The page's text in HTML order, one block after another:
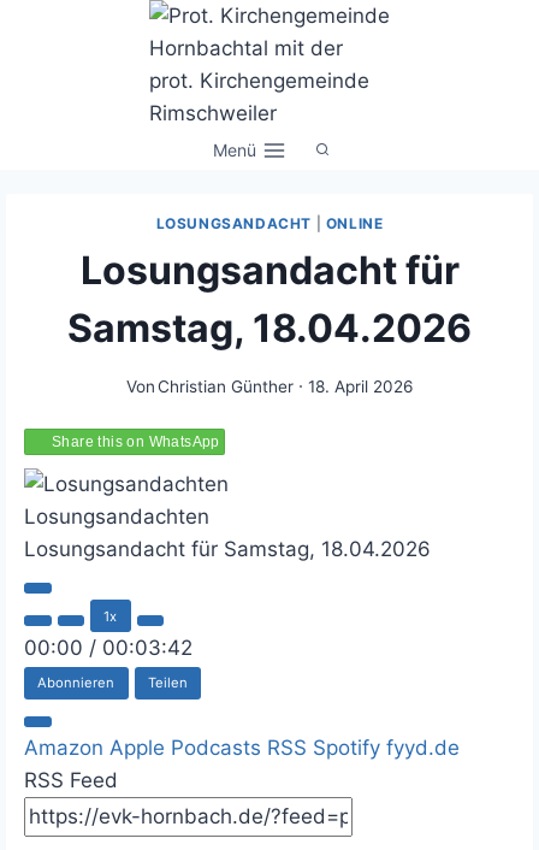
Menü
LOSUNGSANDACHT ONLINE
Losungsandacht für
Samstag, 18.04.2026
VonChristian Günther 18. April 2026
Share this on WhatsApp
Losungsandachten
Losungsandacht für Samstag, 18.04.2026
P
l
a
E
i
s
o
d
e
1x
00:00 / 00:03:42
Abonnieren Teilen
Amazon Apple Podcasts RSS Spotify fyyd.de
RSS Feed